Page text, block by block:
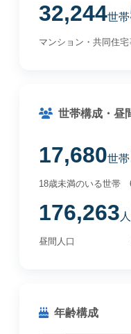
32,244世帯
マンション・共同住宅
世帯構成・昼
17,680世帯
18歳未満のいる世帯
176,263 人
昼間人口
年齢構成